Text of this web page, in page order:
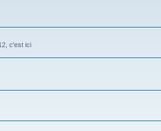
c'est ici